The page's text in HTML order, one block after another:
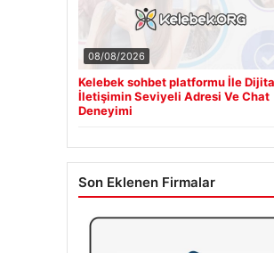
08/08/2026
Kelebek sohbet platformu İle
İletişimin Seviyeli Adresi Ve Chat
Deneyimi
Son Eklenen Firmalar